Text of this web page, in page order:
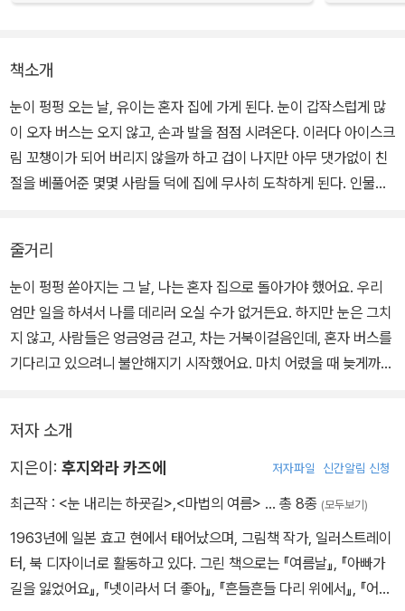
책소개
눈이 펑펑 오는 날, 유이는 혼자 집에 가게 된다. 눈이 갑작스럽게 많
이 오자 버스는 오지 않고, 손과 발을 점점 시려온다. 이러다 아이스크
림 꼬챙이가 되어 버리지 않을까 하고 겁이 나지만 아무 댓가없이 친
절을 베풀어준 몇몇 사람들 덕에 집에 무사히 도착하게 된다. 인물을
줄거리
눈이 펑펑 쏟아지는 그 날, 나는 혼자 집으로 돌아가야 했어요. 우리
엄만 일을 하셔서 나를 데리러 오실 수가 없거든요. 하지만 눈은 그치
지 않고, 사람들은 엉금엉금 걷고, 차는 거북이걸음인데, 혼자 버스를
기다리고 있으려니 불안해지기 시작했어요. 마치 어렸을 때 늦게까지
떤 아주머니가 장갑을 끼워 주셨어요. 집에 도착했더니 형이 걱정을
하며 코코아를 타 주었죠.
자서 학교에서 집까지 왔는지에 대해 이야기 했죠. 나를 도와 줬던 사
람들의 얘기도요.
내가 엄마한테 “이상해, 엄마. 춥지도 않고 손도 안 시려.” 했더니 엄
마가 “우리 유이, 많이 컸구나.” 하고 말씀하셨어요.
저자 소개
지은이: 후지와라 카즈에 저자파일 신간알림 신청
최근작 : <눈 내리는 하굣길>,<마법의 여름> … 총 8종 (모두보기)
1963년에 일본 효고 현에서 태어났으며, 그림책 작가, 일러스트레이
터, 북 디자이너로 활동하고 있다. 그린 책으로는 『여름날』, 『아빠가
길을 잃었어요』, 『넷이라서 더 좋아』, 『흔들흔들 다리 위에서』, 『어젯